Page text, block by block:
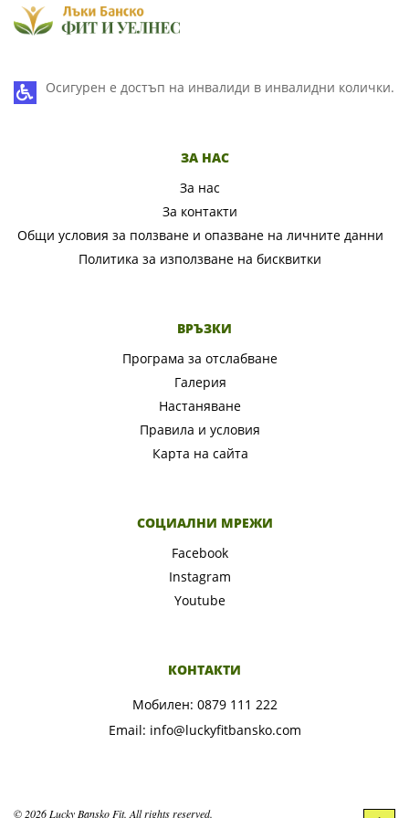
Осигурен е достъп на инвалиди в инвалидни колички.
ЗА НАС
За нас
За контакти
Общи условия за ползване и опазване на личните данни
Политика за използване на бисквитки
ВРЪЗКИ
Програма за отслабване
Галерия
Настаняване
Правила и условия
Карта на сайта
СОЦИАЛНИ МРЕЖИ
Facebook
Instagram
Youtube
КОНТАКТИ
Мобилен: 0879 111 222
Email: info@luckyfitbansko.com
© 2026 Lucky Bansko Fit. All rights reserved.